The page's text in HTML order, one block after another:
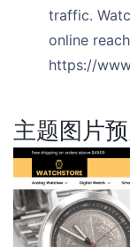
traffic.
online
https://
主题图片